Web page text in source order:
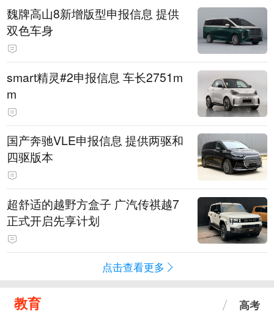
魏牌高山8新增版型申报信息 提供
双色车身
smart精灵#2申报信息 车长2751m
m
国产奔驰VLE申报信息 提供两驱和
四驱版本
超舒适的越野方盒子 广汽传祺越7
正式开启先享计划
点击查看更多
教育 高考